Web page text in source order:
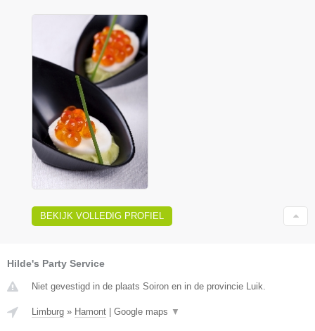
BEKIJK VOLLEDIG PROFIEL
Hilde's Party Service
Niet gevestigd in de plaats Soiron en in de provincie Luik.
Limburg » Hamont Google maps ▼